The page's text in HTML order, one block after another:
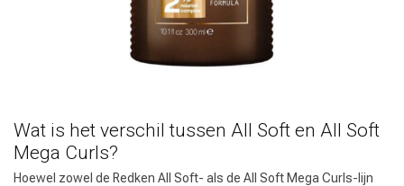
Wat is het verschil tussen All Soft en All Soft
Mega Curls?
Hoewel zowel de Redken All Soft- als de All Soft Mega Curls-lijn